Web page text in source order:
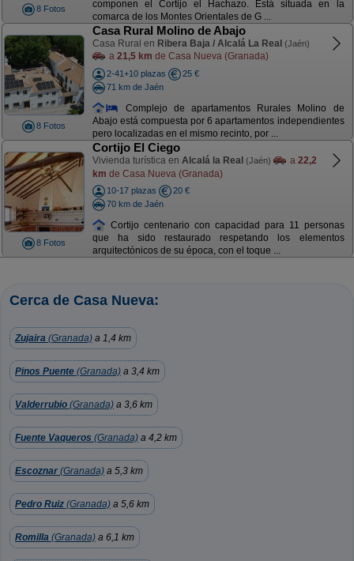
8 Fotos
componen el Cortijo el Hachazo. Está situada en la
comarca de los Montes Orientales de G ...
8 Fotos
Casa Rural Molino de Abajo
Casa Rural en Ribera Baja / Alcalá La Real (Jaén)
a 21,5 km de Casa Nueva (Granada)
2-41+10 plazas
25 €
71 km de Jaén
Complejo de apartamentos Rurales Molino de
Abajo está compuesta por 6 apartamentos independientes
pero localizadas en el mismo recinto, por ...
8 Fotos
Cortijo El Ciego
Vivienda turística en Alcalá la Real (Jaén) a 22,2
km de Casa Nueva (Granada)
10-17 plazas
20 €
70 km de Jaén
Cortijo centenario con capacidad para 11 personas
que ha sido restaurado respetando los elementos
arquitectónicos de su época, con el toque ...
Cerca de Casa Nueva:
Zujaira (Granada) a 1,4 km
Pinos Puente (Granada) a 3,4 km
Valderrubio (Granada) a 3,6 km
Fuente Vaqueros (Granada) a 4,2 km
Escoznar (Granada) a 5,3 km
Pedro Ruiz (Granada) a 5,6 km
Romilla (Granada) a 6,1 km